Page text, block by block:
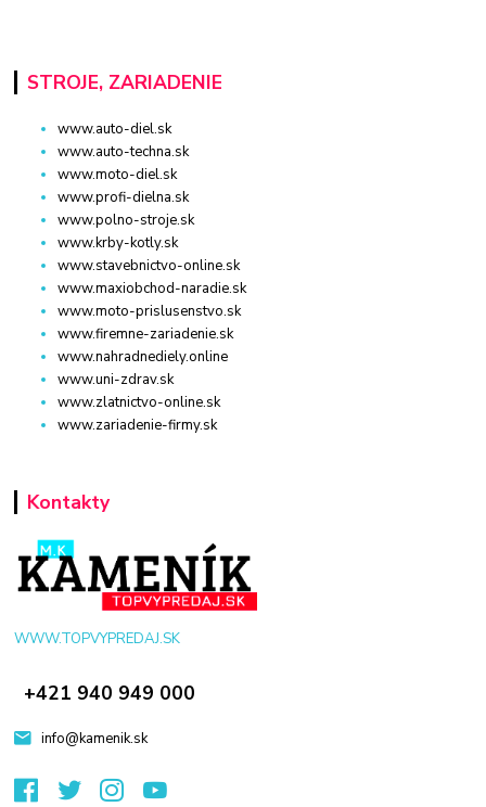
STROJE, ZARIADENIE
www.auto-diel.sk
www.auto-techna.sk
www.moto-diel.sk
www.profi-dielna.sk
www.polno-stroje.sk
www.krby-kotly.sk
www.stavebnictvo-online.sk
www.maxiobchod-naradie.sk
www.moto-prislusenstvo.sk
www.firemne-zariadenie.sk
www.nahradnediely.online
www.uni-zdrav.sk
www.zlatnictvo-online.sk
www.zariadenie-firmy.sk
Kontakty
WWW.TOPVYPREDAJ.SK
+421 940 949 000
info@kamenik.sk